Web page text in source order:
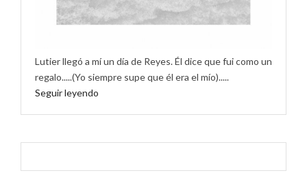
Lutier llegó a mí un día de Reyes. Él dice que fui como un
regalo.....(Yo siempre supe que él era el mío).....
Seguir leyendo